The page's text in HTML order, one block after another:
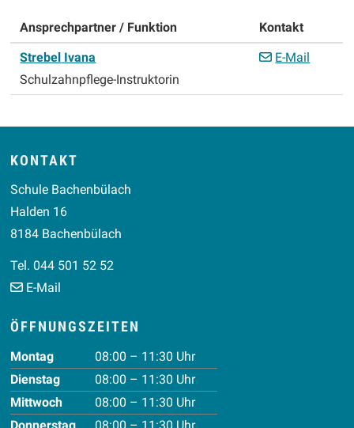
Ansprechpartner / Funktion
Kontakt
Strebel Ivana
Schulzahnpflege-Instruktorin
E-Mail
Footer
KONTAKT
Schule Bachenbülach
Halden 16
8184 Bachenbülach
Tel. 044 501 52 52
E-Mail
ÖFFNUNGSZEITEN
Wochentag Vormittag Nachmittag
Montag
08:00 – 11:30 Uhr
Dienstag
08:00 – 11:30 Uhr
Mittwoch
08:00 – 11:30 Uhr
Donnerstag
08:00 – 11:30 Uhr